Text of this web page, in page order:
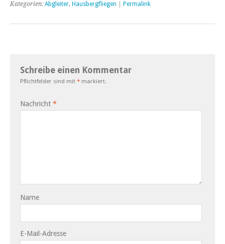
Kategorien: Abgleiter, Hausbergfliegen Permalink
Schreibe einen Kommentar
Pflichtfelder sind mit * markiert.
Nachricht *
Name
E-Mail-Adresse